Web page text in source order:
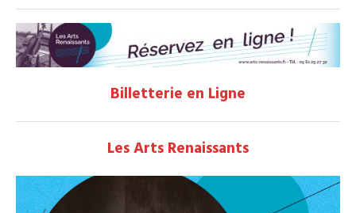
Billetterie en Ligne
Les Arts Renaissants